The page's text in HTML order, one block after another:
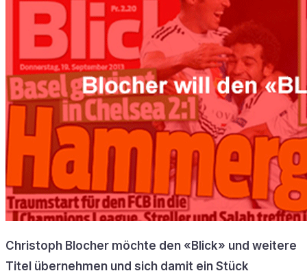
Christoph Blocher möchte den «Blick» und weitere
Titel übernehmen und sich damit ein Stück